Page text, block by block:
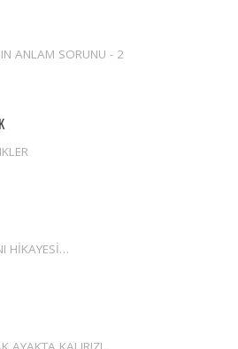
ANLAM SORUNU - 2
HİKAYESİ…